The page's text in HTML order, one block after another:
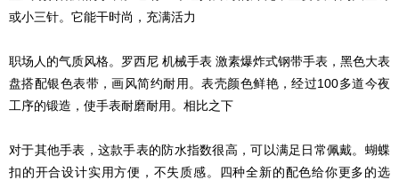
或小三针。它能干时尚，充满活力
职场人的气质风格。罗西尼 机械手表 激素爆炸式钢带手表，黑色大表
盘搭配银色表带，画风简约耐用。表壳颜色鲜艳，经过100多道今夜
工序的锻造，使手表耐磨耐用。相比之下
对于其他手表，这款手表的防水指数很高，可以满足日常佩戴。蝴蝶
扣的开合设计实用方便，不失质感。四种全新的配色给你更多的选